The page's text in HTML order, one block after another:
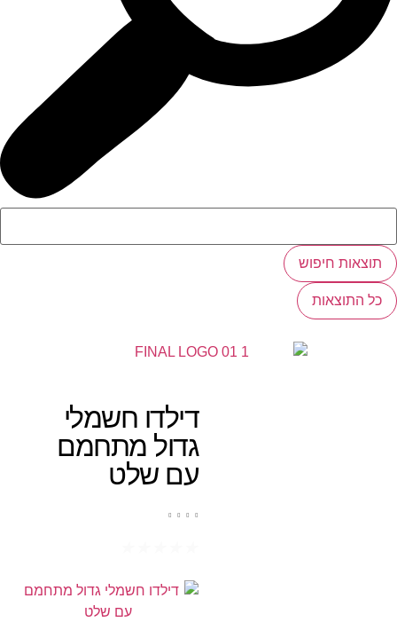
תוצאות חיפוש
כל התוצאות
דילדו חשמלי
גדול מתחמם
עם שלט